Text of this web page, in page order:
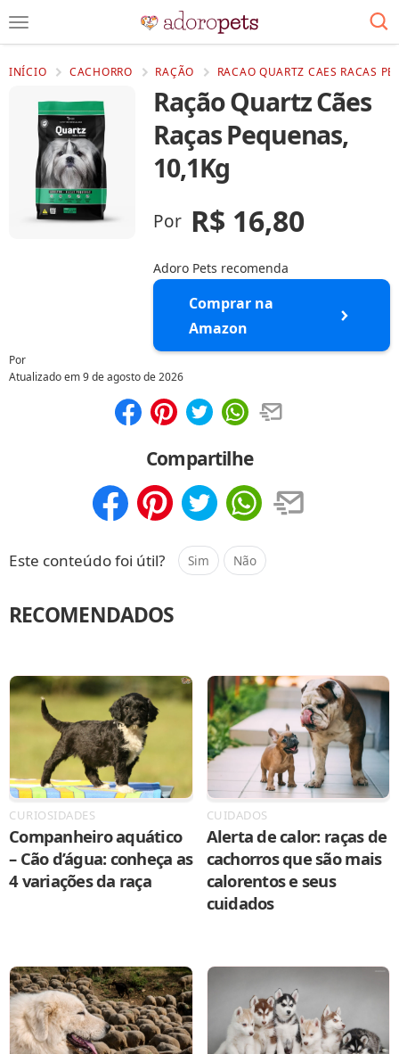
INÍCIO CACHORRO RAÇÃO RACAO QUARTZ CAES RACAS
Ração Quartz Cães
Raças Pequenas,
10,1Kg
Por R$ 16,80
Adoro Pets recomenda
Comprar na
Amazon
Por
Atualizado em9 de agosto de 2026
Compartilhe
Este conteúdo foi útil? Sim Não
RECOMENDADOS
CURIOSIDADES
Companheiro aquático
– Cão d’água: conheça as
4 variações da raça
CUIDADOS
Alerta de calor: raças de
cachorros que são mais
calorentos e seus
cuidados